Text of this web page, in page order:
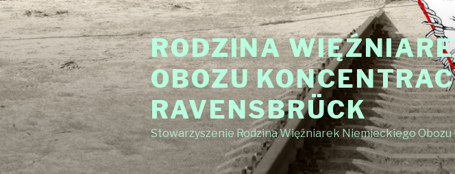
Przejdź
do
treści
RODZINA
OBOZU
RAVENSBRÜCK
Stowarzyszenie Rodzina Więźniarek Niemieckiego